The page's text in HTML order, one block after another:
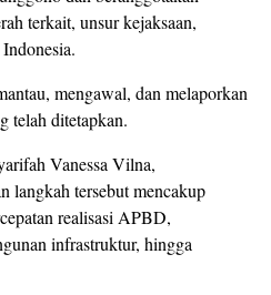
terkait, unsur kejaksaan,
mengawal, dan melaporkan
telah ditetapkan.
Vanessa Vilna,
langkah tersebut mencakup
realisasi APBD,
infrastruktur, hingga